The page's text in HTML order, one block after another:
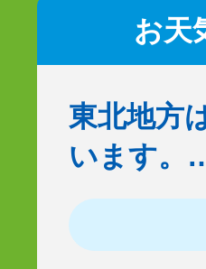
お天
東北地方
います。